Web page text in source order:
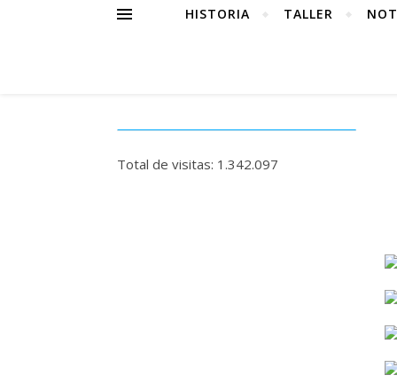
HISTORIA TALLER
Total de visitas: 1.342.097